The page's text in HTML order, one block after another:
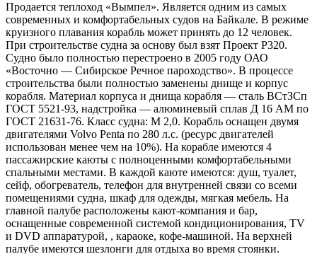
Продается теплоход «Вымпел». Является одним из самых
современных и комфортабельных судов на Байкале. В режиме
круизного плавания корабль может принять до 12 человек.
При строительстве судна за основу был взят Проект Р320.
Судно было полностью перестроено в 2005 году ОАО
«Восточно — Сибирское Речное пароходство». В процессе
строительства были полностью заменены днище и корпус
корабля. Материал корпуса и днища корабля — сталь ВСтЗСп
ГОСТ 5521-93, надстройка — алюминевый сплав Д 16 АМ по
ГОСТ 21631-76. Класс судна: М 2,0. Корабль оснащен двумя
двигателями Volvo Penta по 280 л.с. (ресурс двигателей
использован менее чем на 10%). На корабле имеются 4
пассажирские каюты с полноценными комфортабельными
спальными местами. В каждой каюте имеются: душ, туалет,
сейф, обогреватель, телефон для внутренней связи со всеми
помещениями судна, шкаф для одежды, мягкая мебель. На
главной палубе расположены кают-компания и бар,
оснащенные современной системой кондиционирования, TV
и DVD аппаратурой, , караоке, кофе-машиной. На верхней
палубе имеются шезлонги для отдыха во время стоянки.